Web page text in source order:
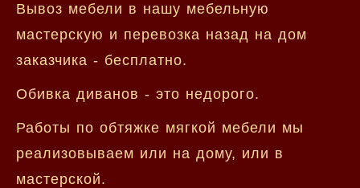
Вывоз мебели в нашу мебельную
мастерскую и перевозка назад на дом
заказчика - бесплатно.
Обивка диванов - это недорого.
Работы по обтяжке мягкой мебели мы
реализовываем или на дому, или в
мастерской.